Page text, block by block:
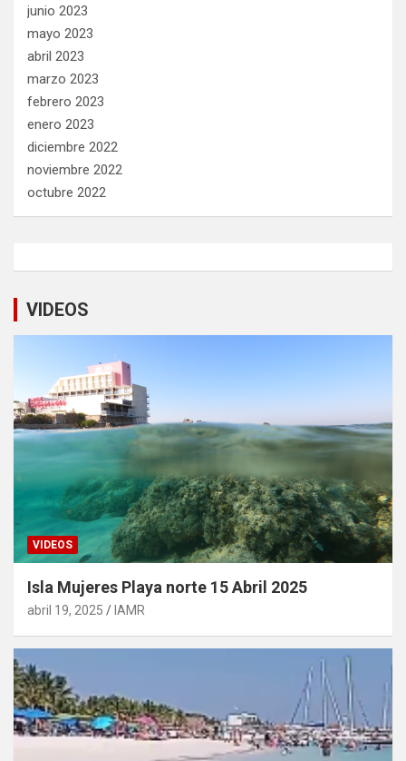
junio 2023
mayo 2023
abril 2023
marzo 2023
febrero 2023
enero 2023
diciembre 2022
noviembre 2022
octubre 2022
VIDEOS
VIDEOS
Isla Mujeres Playa norte 15 Abril 2025
abril 19, 2025 IAMR